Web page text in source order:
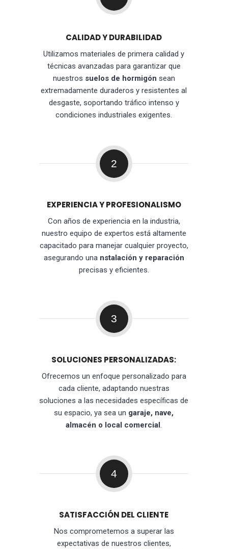
CALIDAD Y DURABILIDAD
Utilizamos materiales de primera calidad y
técnicas avanzadas para garantizar que
nuestros suelos de hormigón sean
extremadamente duraderos y resistentes al
desgaste, soportando tráfico intenso y
condiciones industriales exigentes.
2
EXPERIENCIA Y PROFESIONALISMO
Con años de experiencia en la industria,
nuestro equipo de expertos está altamente
capacitado para manejar cualquier proyecto,
asegurando una nstalación y reparación
precisas y eficientes.
3
SOLUCIONES PERSONALIZADAS:
Ofrecemos un enfoque personalizado para
cada cliente, adaptando nuestras
soluciones a las necesidades específicas de
su espacio, ya sea un garaje, nave,
almacén o local comercial.
4
SATISFACCIÓN DEL CLIENTE
Nos comprometemos a superar las
expectativas de nuestros clientes,